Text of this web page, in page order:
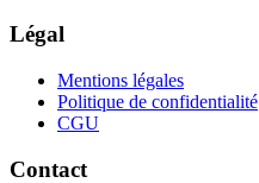
Légal
Mentions légales
Politique de confidentialité
CGU
Contact